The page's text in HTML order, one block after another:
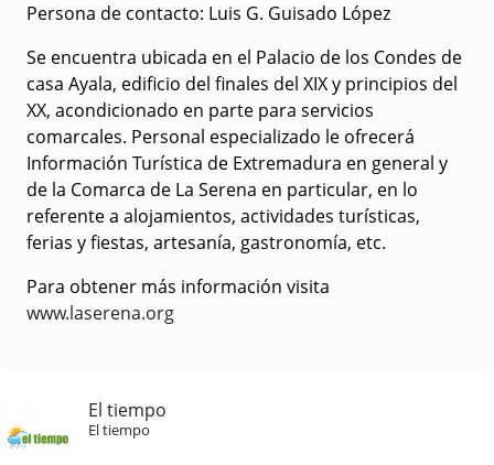
Persona de contacto: Luis G. Guisado López
Se encuentra ubicada en el Palacio de los Condes de
casa Ayala, edificio del finales del XIX y principios del
XX, acondicionado en parte para servicios
comarcales. Personal especializado le ofrecerá
Información Turística de Extremadura en general y
de la Comarca de La Serena en particular, en lo
referente a alojamientos, actividades turísticas,
ferias y fiestas, artesanía, gastronomía, etc.
Para obtener más información visita
www.laserena.org
El tiempo
El tiempo